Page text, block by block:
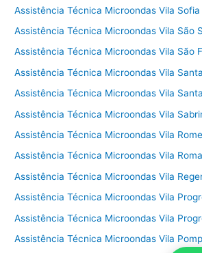
Assistência Técnica Microondas Vila Sofia
Assistência Técnica Microondas Vila São
Assistência Técnica Microondas Vila São
Assistência Técnica Microondas Vila
Assistência Técnica Microondas Vila
Assistência Técnica Microondas Vila
Assistência Técnica Microondas Vila
Assistência Técnica Microondas Vila
Assistência Técnica Microondas Vila
Assistência Técnica Microondas Vila
Assistência Técnica Microondas Vila
Assistência Técnica Microondas Vila